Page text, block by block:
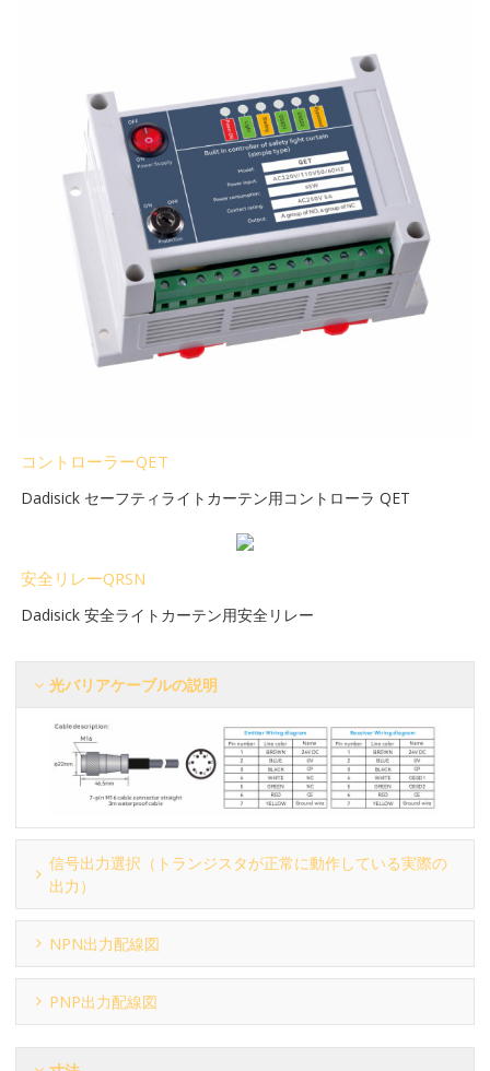
コントローラーQET
Dadisick セーフティライトカーテン用コントローラ QET
安全リレーQRSN
Dadisick 安全ライトカーテン用安全リレー
光バリアケーブルの説明
信号出力選択（トランジスタが正常に動作している実際の
出力）
NPN出力配線図
PNP出力配線図